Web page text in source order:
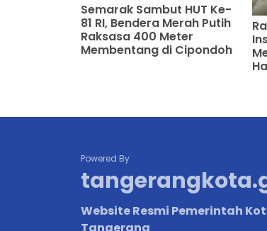
Semarak Sambut HUT Ke-
81 RI, Bendera Merah Putih
Raksasa 400 Meter
Membentang di Cipondoh
Powered By
Website Resmi Pemerintah